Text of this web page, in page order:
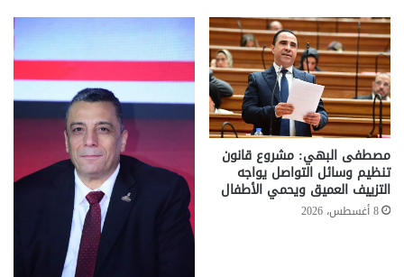
مصطفى البهي: مشروع قانون
تنظيم وسائل التواصل يواجه
التزييف العميق ويحمي الأطفال
8 أغسطس، 2026